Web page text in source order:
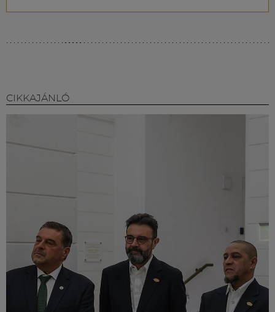
CIKKAJÁNLÓ